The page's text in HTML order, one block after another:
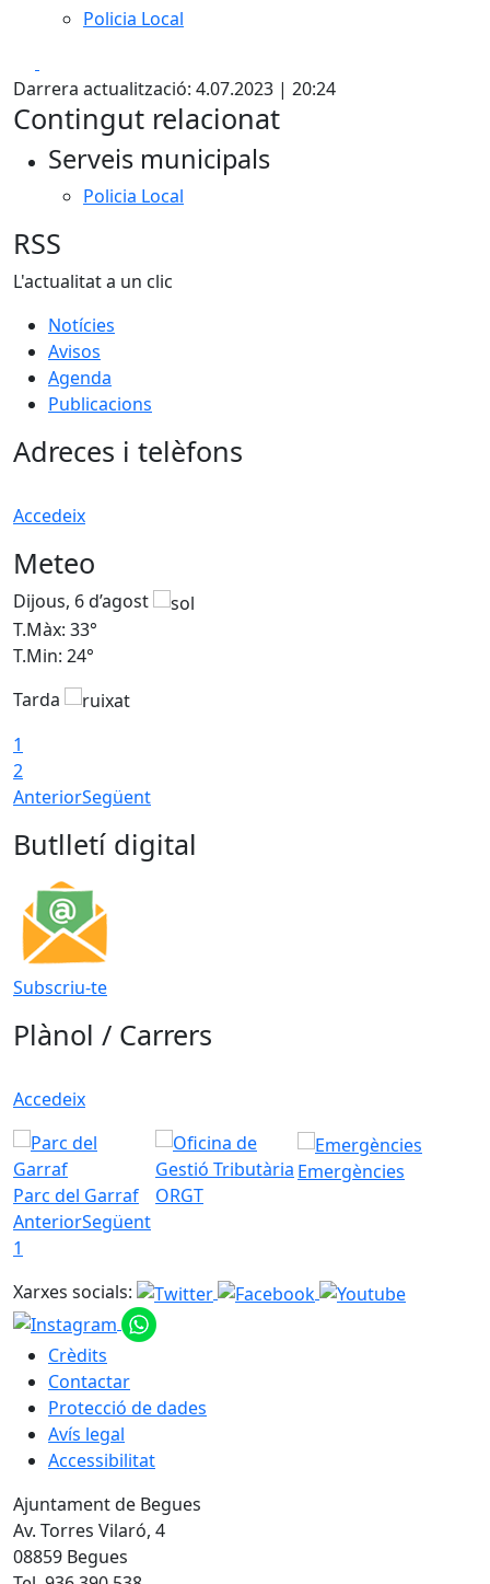
Policia Local
Darrera actualització: 4.07.2023 | 20:24
Contingut relacionat
Serveis municipals
Policia Local
RSS
L'actualitat a un clic
Notícies
Avisos
Agenda
Publicacions
Adreces i telèfons
Accedeix
Meteo
Dijous, 6 d’agost
T.Màx: 33°
T.Min: 24°
Tarda
1
2
AnteriorSegüent
Butlletí digital
Subscriu-te
Plànol / Carrers
Accedeix
Parc del Garraf ORGT
Emergències
AnteriorSegüent
1
Xarxes socials:
Crèdits
Contactar
Protecció de dades
Avís legal
Accessibilitat
Ajuntament de Begues
Av. Torres Vilaró, 4
08859 Begues